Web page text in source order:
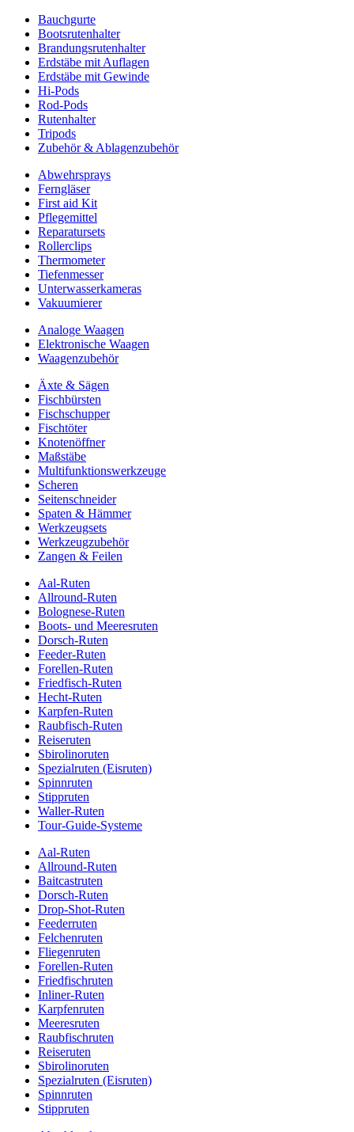
Bauchgurte
Bootsrutenhalter
Brandungsrutenhalter
Erdstäbe mit Auflagen
Erdstäbe mit Gewinde
Hi-Pods
Rod-Pods
Rutenhalter
Tripods
Zubehör & Ablagenzubehör
Abwehrsprays
Ferngläser
First aid Kit
Pflegemittel
Reparatursets
Rollerclips
Thermometer
Tiefenmesser
Unterwasserkameras
Vakuumierer
Analoge Waagen
Elektronische Waagen
Waagenzubehör
Äxte & Sägen
Fischbürsten
Fischschupper
Fischtöter
Knotenöffner
Maßstäbe
Multifunktionswerkzeuge
Scheren
Seitenschneider
Spaten & Hämmer
Werkzeugsets
Werkzeugzubehör
Zangen & Feilen
Aal-Ruten
Allround-Ruten
Bolognese-Ruten
Boots- und Meeresruten
Dorsch-Ruten
Feeder-Ruten
Forellen-Ruten
Friedfisch-Ruten
Hecht-Ruten
Karpfen-Ruten
Raubfisch-Ruten
Reiseruten
Sbirolinoruten
Spezialruten (Eisruten)
Spinnruten
Stippruten
Waller-Ruten
Tour-Guide-Systeme
Aal-Ruten
Allround-Ruten
Baitcastruten
Dorsch-Ruten
Drop-Shot-Ruten
Feederruten
Felchenruten
Fliegenruten
Forellen-Ruten
Friedfischruten
Inliner-Ruten
Karpfenruten
Meeresruten
Raubfischruten
Reiseruten
Sbirolinoruten
Spezialruten (Eisruten)
Spinnruten
Stippruten